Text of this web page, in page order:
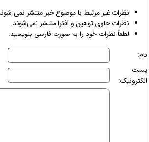
نظرات غیر مرتبط با موضوع خبر منتشر نمی
نظرات حاوی توهین و افترا منتشر نمی‌شوند.
لطفاً نظرات خود را به صورت فارسی بنویسید.
نام:
پست
الکترونیک: